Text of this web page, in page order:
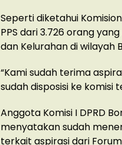
Seperti diketahui
PPS dari 3.726 orang
dan Kelurahan di wilayah
“Kami sudah terima
sudah disposisi ke komisi
Anggota Komisi I DPRD
menyatakan sudah
terkait aspirasi dari